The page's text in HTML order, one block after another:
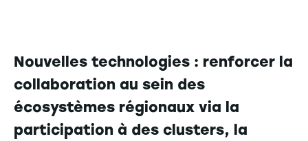
Nouvelles technologies : renforcer la
collaboration au sein des
écosystèmes régionaux via la
participation à des clusters, la